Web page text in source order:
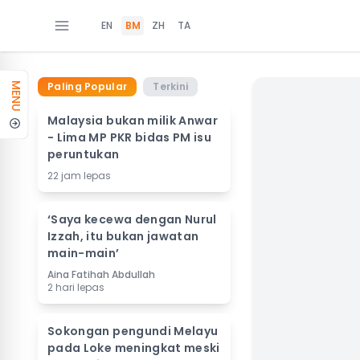
EN BM ZH TA
MENU Paling Popular Terkini
Malaysia bukan milik Anwar
- Lima MP PKR bidas PM isu
peruntukan
22 jam lepas
‘Saya kecewa dengan Nurul
Izzah, itu bukan jawatan
main-main’
Aina Fatihah Abdullah
2 hari lepas
Sokongan pengundi Melayu
pada Loke meningkat meski